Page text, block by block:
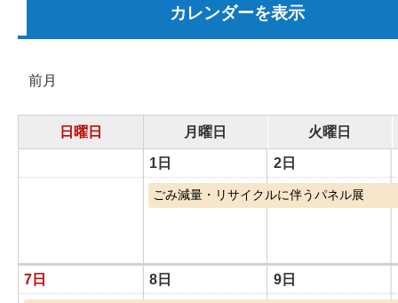
カレンダーを表示
前月
日曜日 月曜日 火曜日
1日 2日
ごみ減量・リサイクルに伴うパネル展
7日 8日 9日